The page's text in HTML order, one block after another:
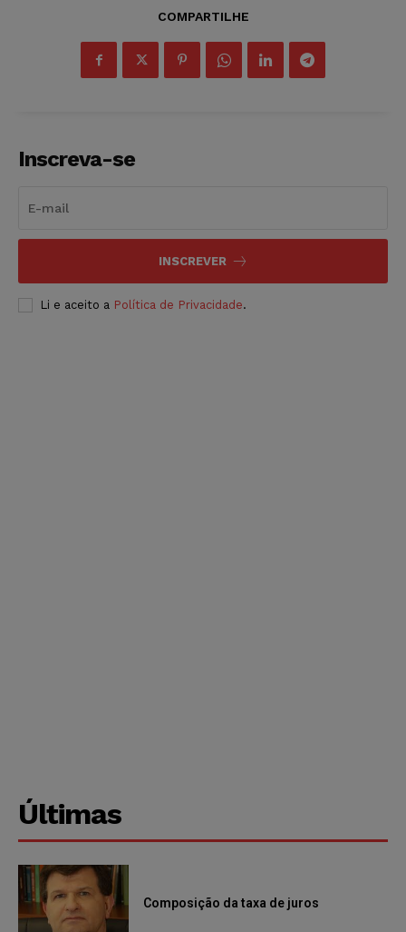
COMPARTILHE
Inscreva-se
INSCREVER
Li e aceito a Política de Privacidade.
Últimas
Composição da taxa de juros